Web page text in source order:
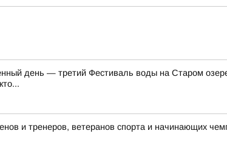
день — третий Фестиваль воды на Старом
и тренеров, ветеранов спорта и начинающих